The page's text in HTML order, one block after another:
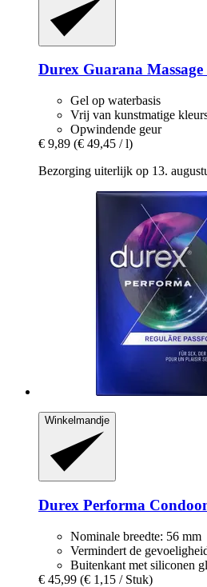
Durex Guarana
Gel op waterbasis
Vrij van kunstmatige
Opwindende geur
€ 9,89 (€ 49,45 / l)
Bezorging uiterlijk op 13.
Winkelmandje
Durex Performa
Nominale breedte: 56 mm
Vermindert de
Buitenkant met siliconen
€ 45,99 (€ 1,15 / Stuk)